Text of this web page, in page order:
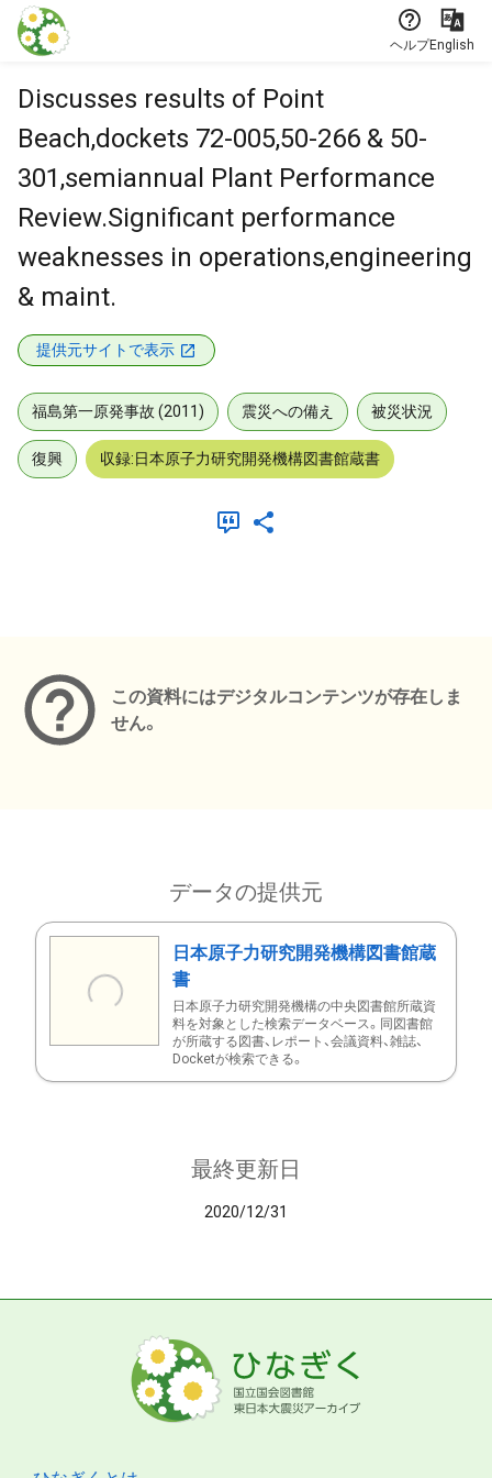
本文に飛ぶ
ヘルプEnglish
Discusses results of Point
Beach,dockets 72-005,50-266 & 50-
301,semiannual Plant Performance
Review.Significant performance
weaknesses in operations,engineering
& maint.
提供元サイトで表示
福島第一原発事故 (2011) 震災への備え 被災状況
復興 収録:日本原子力研究開発機構図書館蔵書
この資料にはデジタルコンテンツが存在しま
せん。
データの提供元
日本原子力研究開発機構図書館蔵
書
日本原子力研究開発機構の中央図書館所蔵資
料を対象とした検索データベース。同図書館
が所蔵する図書、レポート、会議資料、雑誌、
Docketが検索できる。
最終更新日
2020/12/31